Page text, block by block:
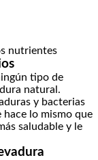
nutrientes
tipo de
natural.
y bacterias
hace lo mismo que
saludable y le